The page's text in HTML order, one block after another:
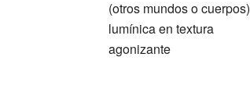
(otros mundos o cuerpos)
lumínica en textura
agonizante